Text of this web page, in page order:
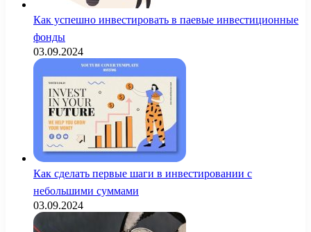
Как успешно инвестировать в паевые инвестиционные
фонды
03.09.2024
Как сделать первые шаги в инвестировании с
небольшими суммами
03.09.2024